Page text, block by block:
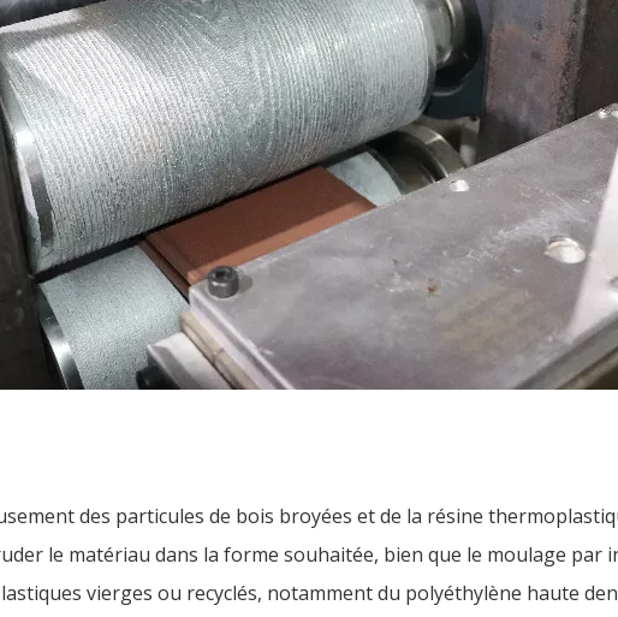
des particules de bois broyées et de la résine
le matériau dans la forme souhaitée, bien que le moulage par
vierges ou recyclés, notamment du polyéthylène haute